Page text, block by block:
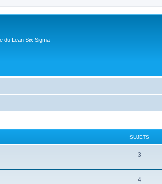
du Lean Six Sigma
SUJETS
3
4